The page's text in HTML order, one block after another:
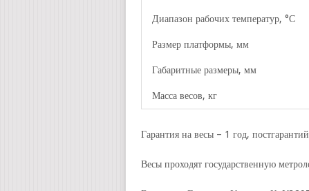
Диапазон рабочих температур, °С
Размер платформы, мм
Габаритные размеры, мм
Масса весов, кг
Гарантия на весы – 1 год,
Весы проходят государственную